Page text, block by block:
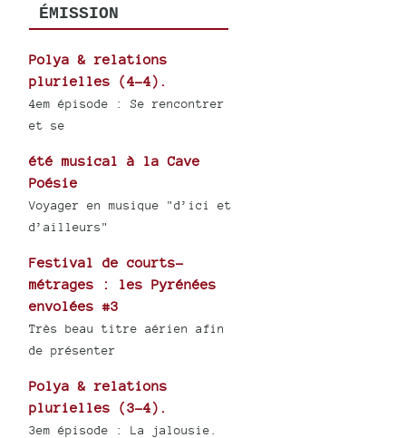
ÉMISSION
Polya & relations
plurielles (4-4).
4em épisode : Se rencontrer
et se
été musical à la Cave
Poésie
Voyager en musique "d’ici et
d’ailleurs"
Festival de courts-
métrages : les Pyrénées
envolées #3
Très beau titre aérien afin
de présenter
Polya & relations
plurielles (3-4).
3em épisode : La jalousie.